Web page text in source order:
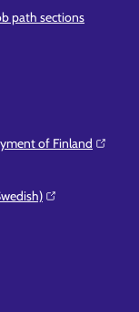
path sections
of Finland⁠